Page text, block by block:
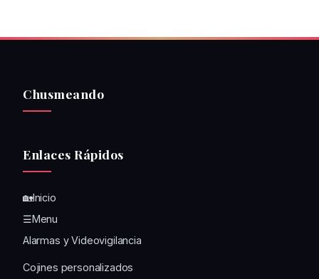
Chusmeando
Enlaces Rápidos
🏡Inicio
☰Menu
Alarmas y Videovigilancia
Cojines personalizados